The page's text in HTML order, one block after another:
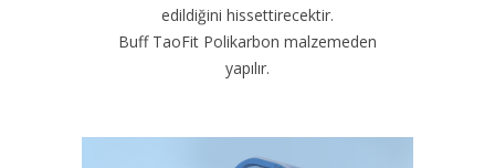
edildiğini hissettirecektir.
Buff TaoFit Polikarbon malzemeden
yapılır.